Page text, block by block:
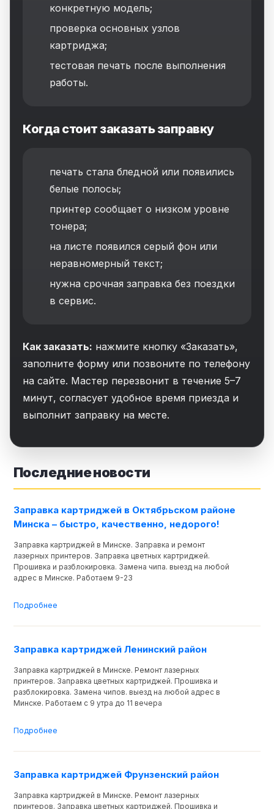
конкретную модель;
проверка основных узлов
картриджа;
тестовая печать после выполнения
работы.
Когда стоит заказать заправку
печать стала бледной или появились
белые полосы;
принтер сообщает о низком уровне
тонера;
на листе появился серый фон или
неравномерный текст;
нужна срочная заправка без поездки
в сервис.
Как заказать: нажмите кнопку «Заказать»,
заполните форму или позвоните по телефону
на сайте. Мастер перезвонит в течение 5–7
минут, согласует удобное время приезда и
выполнит заправку на месте.
Последние новости
Заправка картриджей в Октябрьском районе
Минска – быстро, качественно, недорого!
Заправка картриджей в Минске. Заправка и ремонт
лазерных принтеров. Заправка цветных картриджей.
Прошивка и разблокировка. Замена чипа. выезд на любой
адрес в Минске. Работаем 9-23
Подробнее
Заправка картриджей Ленинский район
Заправка картриджей в Минске. Ремонт лазерных
принтеров. Заправка цветных картриджей. Прошивка и
разблокировка. Замена чипов. выезд на любой адрес в
Минске. Работаем с 9 утра до 11 вечера
Подробнее
Заправка картриджей Фрунзенский район
Заправка картриджей в Минске. Ремонт лазерных
принтеров. Заправка цветных картриджей. Прошивка и